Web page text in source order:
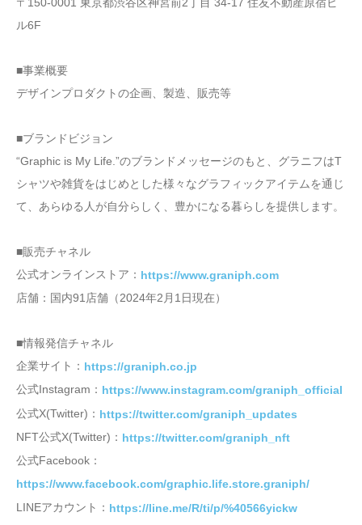
ル6F
■事業概要
デザインプロダクトの企画、製造、販売等
■ブランドビジョン
“Graphic is My Life.”のブランドメッセージのもと、グラニフはT
シャツや雑貨をはじめとした様々なグラフィックアイテムを通じ
て、あらゆる人が自分らしく、豊かになる暮らしを提供します。
■販売チャネル
公式オンラインストア： https://www.graniph.com
店舗：国内91店舗（2024年2月1日現在）
■情報発信チャネル
企業サイト： https://graniph.co.jp
公式Instagram： https://www.instagram.com/graniph_official
公式X(Twitter)： https://twitter.com/graniph_updates
NFT公式X(Twitter)： https://twitter.com/graniph_nft
公式Facebook：
https://www.facebook.com/graphic.life.store.graniph/
LINEアカウント： https://line.me/R/ti/p/%40566yickw